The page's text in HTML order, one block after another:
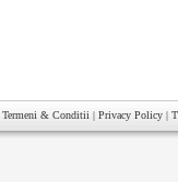
Termeni & Conditii | Privacy Policy |